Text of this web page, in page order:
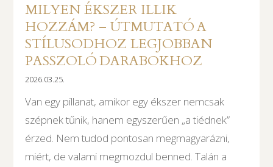
MILYEN ÉKSZER ILLIK
HOZZÁM? – ÚTMUTATÓ A
STÍLUSODHOZ LEGJOBBAN
PASSZOLÓ DARABOKHOZ
2026.03.25.
Van egy pillanat, amikor egy ékszer nemcsak
szépnek tűnik, hanem egyszerűen „a tiédnek”
érzed. Nem tudod pontosan megmagyarázni,
miért, de valami megmozdul benned. Talán a